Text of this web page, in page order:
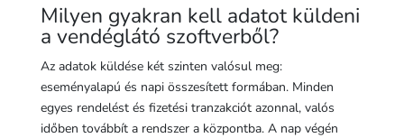
Milyen gyakran kell adatot küldeni
a vendéglátó szoftverből?
Az adatok küldése két szinten valósul meg:
eseményalapú és napi összesített formában. Minden
egyes rendelést és fizetési tranzakciót azonnal, valós
időben továbbít a rendszer a központba. A nap végén